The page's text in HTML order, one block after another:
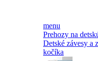
menu
Prehozy na
Detské závesy a
kočíka